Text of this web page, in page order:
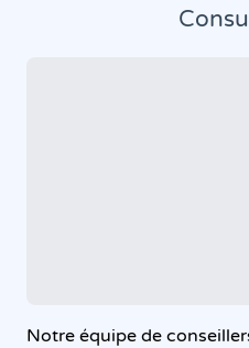
Notre équipe de